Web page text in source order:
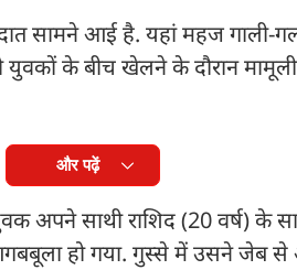
सामने आई है. यहां महज गाली-
दो युवकों के बीच खेलने के दौरान
और पढ़ें
अपने साथी राशिद (20 वर्ष) के
हो गया. गुस्से में उसने जेब